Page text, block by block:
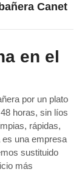
Canet
en el
por un plato
horas, sin líos
rápidas,
una empresa
sustituido
más